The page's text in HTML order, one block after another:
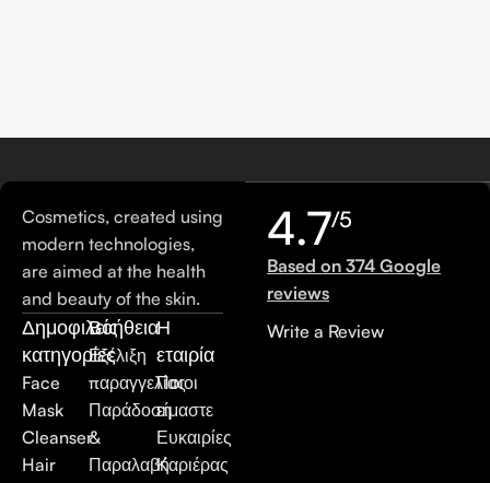
Cosmetics, created using
modern technologies,
are aimed at the health
and beauty of the skin.
Δημοφιλείς
κατηγορίες
Face
Mask
Cleanser
Hair
Βοήθεια
Εξέλιξη
παραγγελίας
Παράδοση
&
Παραλαβή
Η
εταιρία
Ποιοι
είμαστε
Ευκαιρίες
Καριέρας
4.7/5
Based on 374 Google
reviews
Write a Review